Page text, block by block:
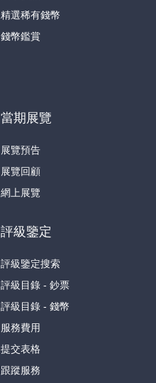
精選稀有錢幣
錢幣鑑賞
當期展覽
展覽預告
展覽回顧
網上展覽
評級鑒定
評級鑒定搜索
評級目錄 - 鈔票
評級目錄 - 錢幣
服務費用
提交表格
跟蹤服務